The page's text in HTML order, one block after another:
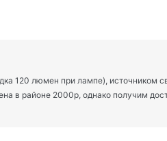
120 люмен при лампе), источником
в районе 2000р, однако получим